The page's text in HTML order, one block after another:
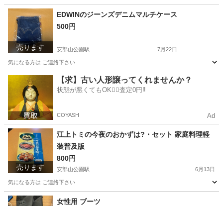
福岡 北九州市 安部山公園駅 その他 タオル
売ります
EDWINのジーンズデニムマルチケース
500円
安部山公園駅 7月22日
気になる方は ご連絡下さい
安部山公園駅 小物 EDWIN
【求】古い人形譲ってくれませんか？
状態が悪くてもOK🙆‍♀️査定0円‼️
COYASH Ad
売ります
江上トミの今夜のおかずは?・セット 家庭料理軽
装普及版
800円
安部山公園駅 6月13日
気になる方は ご連絡下さい
福岡 北九州市 安部山公園駅
女性用 ブーツ